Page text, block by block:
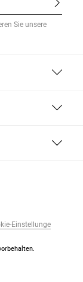
Sie unsere
Einstellunge